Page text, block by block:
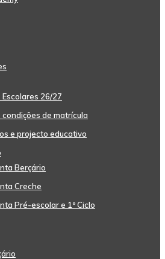
26/27
de matrícula
e projecto educativo
Berçário
Creche
Pré-escolar e 1º Ciclo